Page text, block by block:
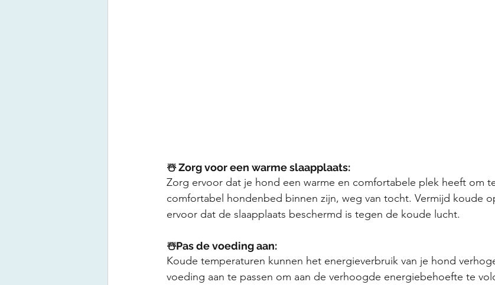
☃️ Zorg voor een warme slaapplaats:
Zorg ervoor dat je hond een warme en comfortabele plek heeft om
comfortabel hondenbed binnen zijn, weg van tocht. Vermijd koude
ervoor dat de slaapplaats beschermd is tegen de koude lucht.
☃️Pas de voeding aan:
Koude temperaturen kunnen het energieverbruik van je hond
voeding aan te passen om aan de verhoogde energiebehoefte te